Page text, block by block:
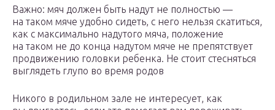
Важно: мяч должен быть надут не полностью —
на таком мяче удобно сидеть, с него нельзя скатиться,
как с максимально надутого мяча, положение
на таком не до конца надутом мяче не препятствует
продвижению головки ребенка. Не стоит стесняться
выглядеть глупо во время родов
Никого в родильном зале не интересует, как